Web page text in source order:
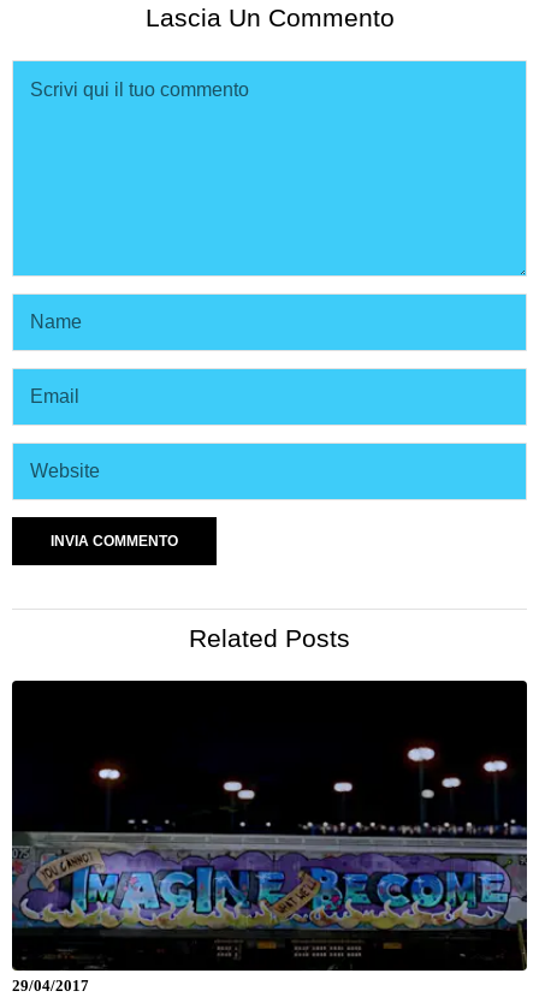
Lascia Un Commento
Related Posts
29/04/2017